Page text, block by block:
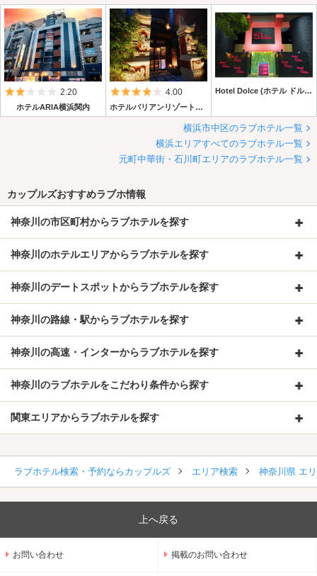
☆★☆朝食サービスが新しくなりました！！☆★☆
グラノーラやお茶漬け、カップ麺のほか、デザートにエクレアやアイス
※平日宿泊のメンバー様限定サービスとなります。
★☆女子会プランをご用意しました！！☆★
5つ星のうち2
2.20
ホテルARIA横浜関内
5つ星のうち4
4.00
ホテルバリアンリゾート横浜関内店
Hotel Dolce (ホテル ドルチェ)
横浜市中区のラブホテル一覧
横浜エリアすべてのラブホテル一覧
元町中華街・石川町エリアのラブホテル一覧
カップルズおすすめラブホ情報
神奈川の市区町村からラブホテルを探す
神奈川のホテルエリアからラブホテルを探す
神奈川のデートスポットからラブホテルを探す
神奈川の路線・駅からラブホテルを探す
神奈川の高速・インターからラブホテルを探す
神奈川のラブホテルをこだわり条件から探す
関東エリアからラブホテルを探す
ラブホテル検索・予約ならカップルズ エリア検索 神奈川県 エ
上へ戻る
お問い合わせ 掲載のお問い合わせ